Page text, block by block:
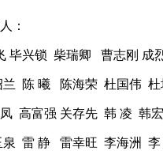
：
毕兴锁 柴瑞卿 曹志刚 成
兰 陈 曦 陈海荣 杜国伟
凤 高富强 关存先 韩 凌 韩
泉 雷 静 雷幸旺 李海洲